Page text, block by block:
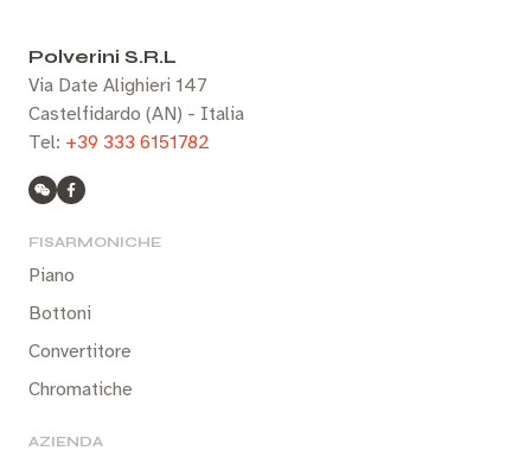
Polverini S.R.L
Via Date Alighieri 147
Castelfidardo (AN) - Italia
Tel: +39 333 6151782
FISARMONICHE
Piano
Bottoni
Convertitore
Chromatiche
AZIENDA